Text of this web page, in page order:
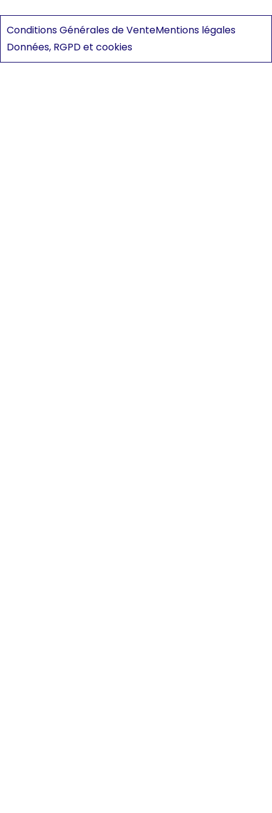
Conditions Générales de VenteMentions légales
Données, RGPD et cookies